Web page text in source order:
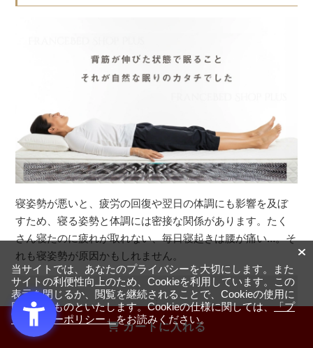
カートに入れる
寝姿勢が悪いと、疲労の回復や翌日の体調にも影響を及ぼ
すため、寝る姿勢と体調には密接な関係があります。たく
さん寝たのに疲れが取れない、毎日寝起きは腰が痛い…。そ
れも寝姿勢が原因かもしれません。
当サイトでは、あなたのプライバシーを大切にします。また
サイトの利便性向上のため、Cookieを利用しています。この
表示を閉じるか、閲覧を継続されることで、Cookieの使用に
同意するものといたします。Cookieの仕様に関しては、「プ
ライバシーポリシー」をお読みください。